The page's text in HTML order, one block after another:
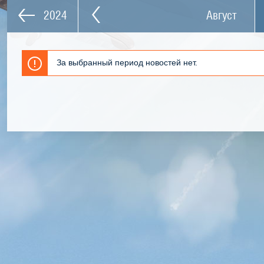
2024 Август
За выбранный период новостей нет.